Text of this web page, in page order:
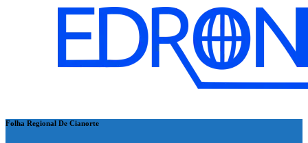
Folha Regional De Cianorte